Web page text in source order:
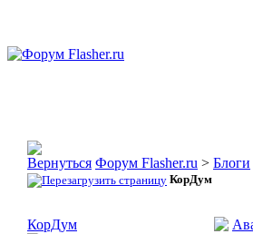
Форум Flasher.ru > Блоги
КорДум
КорДум